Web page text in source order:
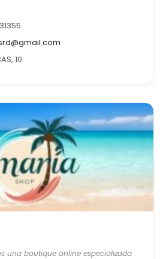
10
una boutique online especializada